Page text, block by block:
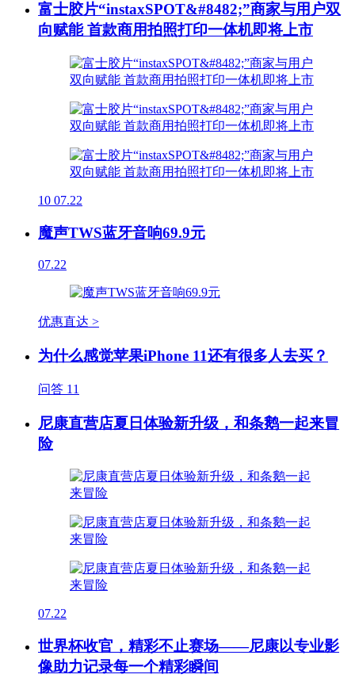
富士胶片“instaxSPOT&#8482;”商家与用户双
向赋能 首款商用拍照打印一体机即将上市
10 07.22
魔声TWS蓝牙音响69.9元
07.22
优惠直达 >
为什么感觉苹果iPhone 11还有很多人去买？
问答 11
尼康直营店夏日体验新升级，和条鹅一起来冒
险
07.22
世界杯收官，精彩不止赛场——尼康以专业影
像助力记录每一个精彩瞬间